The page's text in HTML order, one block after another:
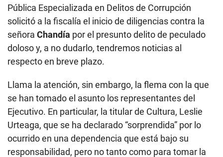
Pública Especializada en Delitos de Corrupción
solicitó a la fiscalía el inicio de diligencias contra la
señora Chandía por el presunto delito de peculado
doloso y, a no dudarlo, tendremos noticias al
respecto en breve plazo.
Llama la atención, sin embargo, la flema con la que
se han tomado el asunto los representantes del
Ejecutivo. En particular, la titular de Cultura, Leslie
Urteaga, que se ha declarado “sorprendida” por lo
ocurrido en una dependencia que está bajo su
responsabilidad, pero no tanto como para tomar la